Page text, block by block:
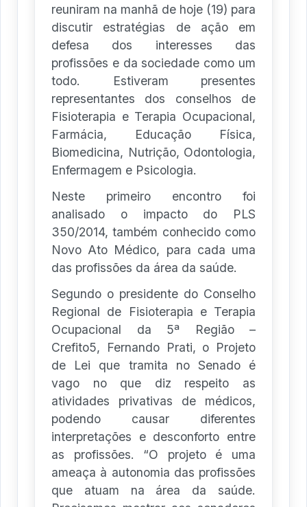
reuniram na manhã de hoje (19) para
discutir estratégias de ação em
defesa dos interesses das
profissões e da sociedade como um
todo. Estiveram presentes
representantes dos conselhos de
Fisioterapia e Terapia Ocupacional,
Farmácia, Educação Física,
Biomedicina, Nutrição, Odontologia,
Enfermagem e Psicologia.
Neste primeiro encontro foi
analisado o impacto do PLS
350/2014, também conhecido como
Novo Ato Médico, para cada uma
das profissões da área da saúde.
Segundo o presidente do Conselho
Regional de Fisioterapia e Terapia
Ocupacional da 5ª Região –
Crefito5, Fernando Prati, o Projeto
de Lei que tramita no Senado é
vago no que diz respeito as
atividades privativas de médicos,
podendo causar diferentes
interpretações e desconforto entre
as profissões. “O projeto é uma
ameaça à autonomia das profissões
que atuam na área da saúde.